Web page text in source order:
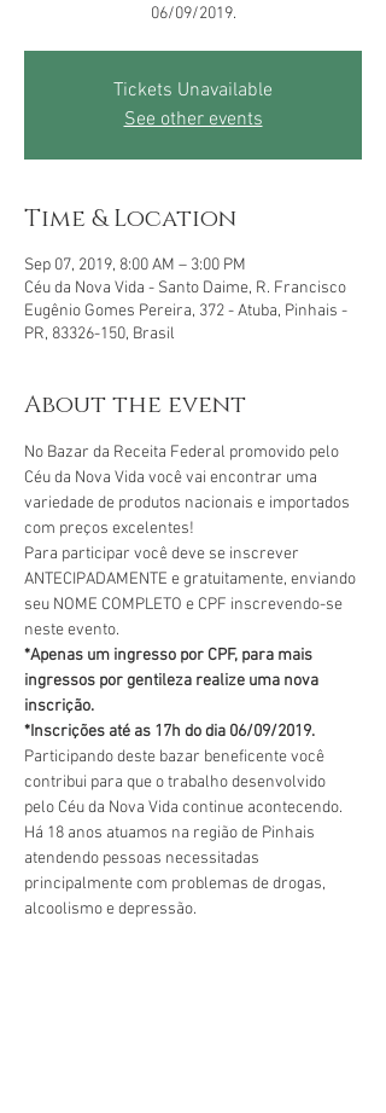
06/09/2019.
Tickets Unavailable
See other events
Time & Location
Sep 07, 2019, 8:00 AM – 3:00 PM
Céu da Nova Vida - Santo Daime, R. Francisco
Eugênio Gomes Pereira, 372 - Atuba, Pinhais -
PR, 83326-150, Brasil
About the event
No Bazar da Receita Federal promovido pelo
Céu da Nova Vida você vai encontrar uma
variedade de produtos nacionais e importados
com preços excelentes!
Para participar você deve se inscrever
ANTECIPADAMENTE e gratuitamente, enviando
seu NOME COMPLETO e CPF inscrevendo-se
neste evento.
*Apenas um ingresso por CPF, para mais
ingressos por gentileza realize uma nova
inscrição.
*Inscrições até as 17h do dia 06/09/2019.
Participando deste bazar beneficente você
contribui para que o trabalho desenvolvido
pelo Céu da Nova Vida continue acontecendo.
Há 18 anos atuamos na região de Pinhais
atendendo pessoas necessitadas
principalmente com problemas de drogas,
alcoolismo e depressão.